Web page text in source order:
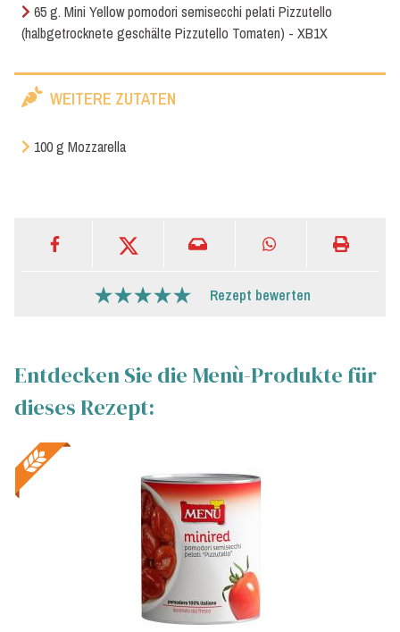
65 g. Mini Yellow pomodori semisecchi pelati Pizzutello
(halbgetrocknete geschälte Pizzutello Tomaten) - XB1X
WEITERE ZUTATEN
100 g Mozzarella
Rezept bewerten
Entdecken Sie die Menù-Produkte für
dieses Rezept: